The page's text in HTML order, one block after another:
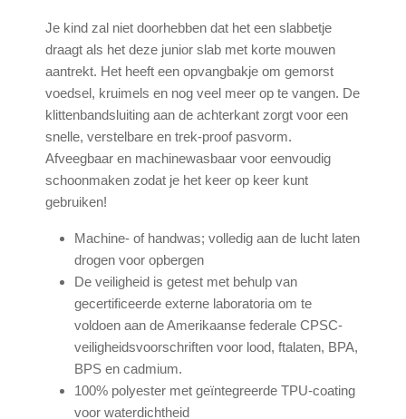
Je kind zal niet doorhebben dat het een slabbetje
draagt als het deze junior slab met korte mouwen
aantrekt. Het heeft een opvangbakje om gemorst
voedsel, kruimels en nog veel meer op te vangen. De
klittenbandsluiting aan de achterkant zorgt voor een
snelle, verstelbare en trek-proof pasvorm.
Afveegbaar en machinewasbaar voor eenvoudig
schoonmaken zodat je het keer op keer kunt
gebruiken!
Machine- of handwas; volledig aan de lucht laten
drogen voor opbergen
De veiligheid is getest met behulp van
gecertificeerde externe laboratoria om te
voldoen aan de Amerikaanse federale CPSC-
veiligheidsvoorschriften voor lood, ftalaten, BPA,
BPS en cadmium.
100% polyester met geïntegreerde TPU-coating
voor waterdichtheid